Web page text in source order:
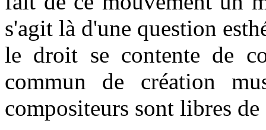
s'agit là d'une question
le droit se contente de
commun de création
compositeurs sont libres